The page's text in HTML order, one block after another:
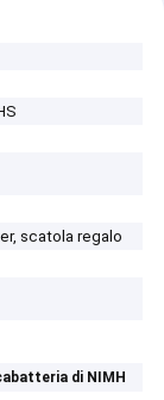
scatola regalo
di NIMH